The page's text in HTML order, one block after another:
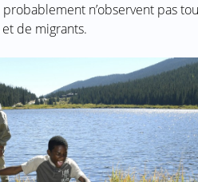
n’observent pas
de migrants.